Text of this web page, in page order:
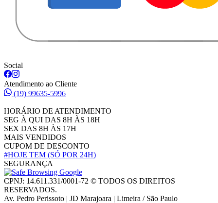
Social
Atendimento ao Cliente
(19) 99635-5996
HORÁRIO DE ATENDIMENTO
SEG À QUI DAS 8H ÀS 18H
SEX DAS 8H ÀS 17H
MAIS VENDIDOS
CUPOM DE DESCONTO
#HOJE TEM (SÓ POR 24H)
SEGURANÇA
CPNJ: 14.611.331/0001-72 © TODOS OS DIREITOS
RESERVADOS.
Av. Pedro Perissoto | JD Marajoara | Limeira / São Paulo